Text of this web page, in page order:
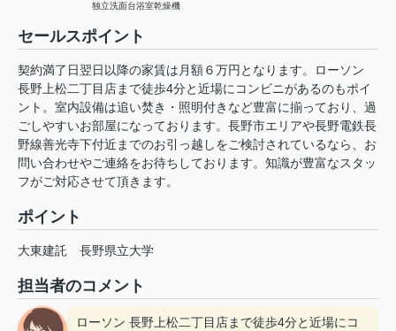
独立洗面台浴室乾燥機
セールスポイント
契約満了日翌日以降の家賃は月額６万円となります。ローソン
長野上松二丁目店まで徒歩4分と近場にコンビニがあるのもポイ
ント。室内設備は追い焚き・照明付きなど豊富に揃っており、過
ごしやすいお部屋になっております。長野市エリアや長野電鉄長
野線善光寺下付近までのお引っ越しをご検討されているなら、お
問い合わせやご連絡をお待ちしております。知識が豊富なスタッ
フがご対応させて頂きます。
ポイント
大東建託 長野県立大学
担当者のコメント
ローソン 長野上松二丁目店まで徒歩4分と近場にコ